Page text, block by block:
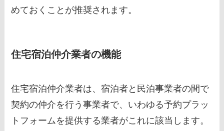
めておくことが推奨されます。
住宅宿泊仲介業者の機能
住宅宿泊仲介業者は、宿泊者と民泊事業者の間で
契約の仲介を行う事業者で、いわゆる予約プラッ
トフォームを提供する業者がこれに該当します。